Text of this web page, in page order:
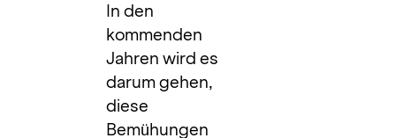
In den
kommenden
Jahren wird es
darum gehen,
diese
Bemühungen